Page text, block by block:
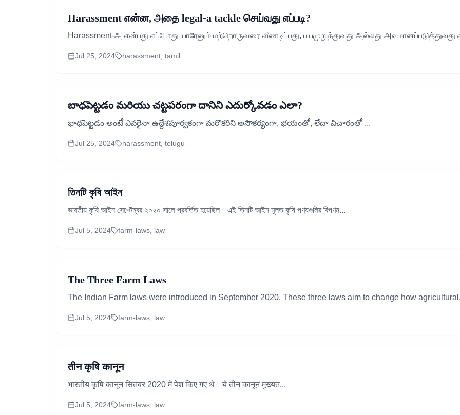
Harassment என்ன, அதை legal-a tackle செய்வது எப்படி?
Harassment-அ என்பது எப்போது யாரேனும் மற்றொருவரை வீணடிப்பது, பயமுறுத்துவது அல்லது அவமானப்படுத்துவது
Jul 25, 2024 harassment, tamil
బాధపెట్టడం మరియు చట్టపరంగా దానిని ఎదుర్కోవడం ఎలా?
భాధపెట్టడం అంటే ఎవరైనా ఉద్దేశపూర్వకంగా మరొకరిని అసౌకర్యంగా, భయంతో, లేదా విచారంతో ...
Jul 25, 2024 harassment, telugu
তিনটি কৃষি আইন
ভারতীয় কৃষি আইন সেপ্টেম্বর ২০২০ সালে প্রবর্তিত হয়েছিল। এই তিনটি আইন মূলত কৃষি পণ্যগুলির বিপণন...
Jul 5, 2024 farm-laws, law
The Three Farm Laws
The Indian Farm laws were introduced in September 2020. These three laws aim to change how
Jul 5, 2024 farm-laws, law
तीन कृषि कानून
भारतीय कृषि कानून सितंबर 2020 में पेश किए गए थे। ये तीन कानून मुख्यत...
Jul 5, 2024 farm-laws, law